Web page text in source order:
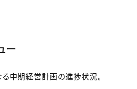
ー
中期経営計画の進捗状況。